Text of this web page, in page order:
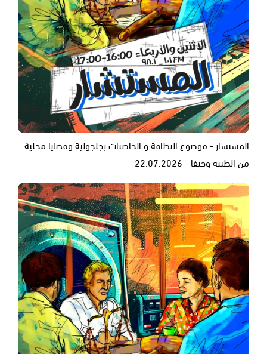
المستشار - موضوع النظافة و الحاضنات بجلجولية وقضايا محلية
من الطيبة وحيفا - 22.07.2026